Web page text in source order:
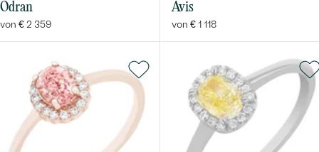
Odran
von € 2 359
Avis
von € 1 118